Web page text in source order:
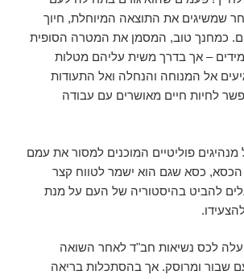
שמשיגים את התוצאה המיוחלת, חיוך
כמחנך טוב, המסמן את המטרה הסופית
– אך בדרך משית עליהם מטלות
אל המנוחה והנחלה ואל התעודות
לחיות חיים מאושרים עם עבודה
מנהיגים פוליטיים המוכנים למסור את עמם
כסא שגם הוא ישמר לטווח קצר
להביט בהיסטוריה של העם על מנת
עלה לכס נשיאות חב"ד לאחר השואה
שבור ומרוסק. אך בהסתכלות בריאה